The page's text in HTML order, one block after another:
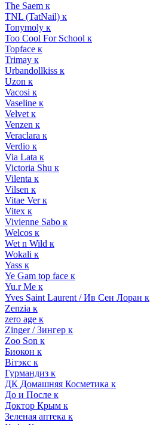
The Saem к
TNL (TatNail) к
Tonymoly к
Too Cool For School к
Topface к
Trimay к
Urbandollkiss к
Uzon к
Vacosi к
Vaseline к
Velvet к
Venzen к
Veraclara к
Verdio к
Via Lata к
Victoria Shu к
Vilenta к
Vilsen к
Vitae Ver к
Vitex к
Vivienne Sabo к
Welcos к
Wet n Wild к
Wokali к
Yass к
Ye Gam top face к
Yu.r Me к
Yves Saint Laurent / Ив Сен Лоран к
Zenzia к
zero age к
Zinger / Зингер к
Zoo Son к
Биокон к
Вiтэкс к
Гурмандиз к
ДК Домашняя Косметика к
До и После к
Доктор Крым к
Зеленая аптека к